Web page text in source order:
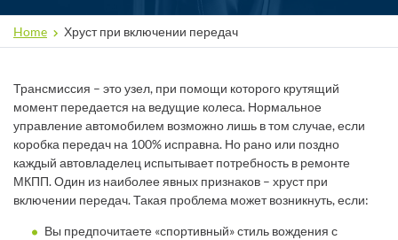
Home Хруст при включении передач
Трансмиссия – это узел, при помощи которого крутящий
момент передается на ведущие колеса. Нормальное
управление автомобилем возможно лишь в том случае, если
коробка передач на 100% исправна. Но рано или поздно
каждый автовладелец испытывает потребность в ремонте
МКПП. Один из наиболее явных признаков – хруст при
включении передач. Такая проблема может возникнуть, если:
Вы предпочитаете «спортивный» стиль вождения с